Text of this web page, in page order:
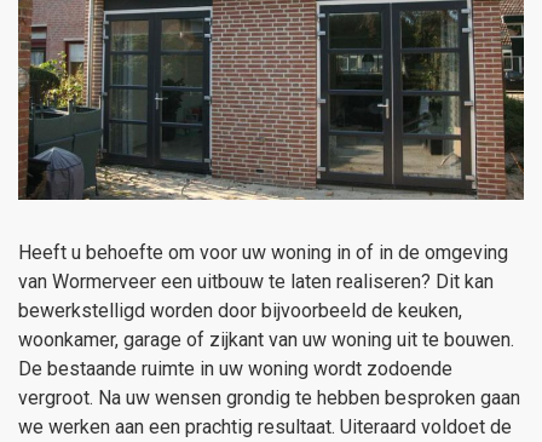
Heeft u behoefte om voor uw woning in of in de omgeving
van Wormerveer een uitbouw te laten realiseren? Dit kan
bewerkstelligd worden door bijvoorbeeld de keuken,
woonkamer, garage of zijkant van uw woning uit te bouwen.
De bestaande ruimte in uw woning wordt zodoende
vergroot. Na uw wensen grondig te hebben besproken gaan
we werken aan een prachtig resultaat. Uiteraard voldoet de